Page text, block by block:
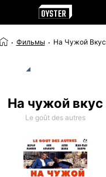
Фильмы На Чужой Вкус
На чужой вкус
Le goût des autres